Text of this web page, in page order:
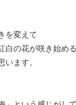
を変えて
白の花が咲き始め
います。